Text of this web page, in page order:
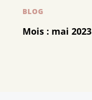
BLOG
Mois : mai 2023